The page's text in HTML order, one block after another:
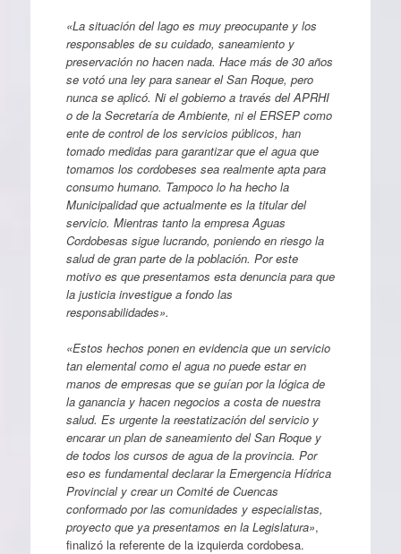
«La situación del lago es muy preocupante y los
responsables de su cuidado, saneamiento y
preservación no hacen nada. Hace más de 30 años
se votó una ley para sanear el San Roque, pero
nunca se aplicó. Ni el gobierno a través del APRHI
o de la Secretaría de Ambiente, ni el ERSEP como
ente de control de los servicios públicos, han
tomado medidas para garantizar que el agua que
tomamos los cordobeses sea realmente apta para
consumo humano. Tampoco lo ha hecho la
Municipalidad que actualmente es la titular del
servicio. Mientras tanto la empresa Aguas
Cordobesas sigue lucrando, poniendo en riesgo la
salud de gran parte de la población. Por este
motivo es que presentamos esta denuncia para que
la justicia investigue a fondo las
responsabilidades».
«Estos hechos ponen en evidencia que un servicio
tan elemental como el agua no puede estar en
manos de empresas que se guían por la lógica de
la ganancia y hacen negocios a costa de nuestra
salud. Es urgente la reestatización del servicio y
encarar un plan de saneamiento del San Roque y
de todos los cursos de agua de la provincia. Por
eso es fundamental declarar la Emergencia Hídrica
Provincial y crear un Comité de Cuencas
conformado por las comunidades y especialistas,
proyecto que ya presentamos en la Legislatura»,
finalizó la referente de la izquierda cordobesa.